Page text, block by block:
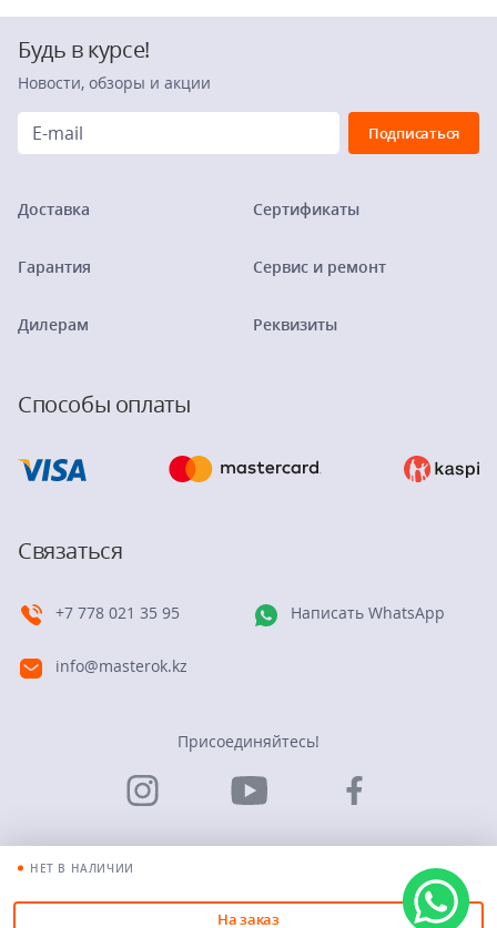
НЕТ В НАЛИЧИИ
На заказ
Будь в курсе!
Новости, обзоры и акции
Доставка
Гарантия
Дилерам
Сертификаты
Сервис и ремонт
Реквизиты
Способы оплаты
Связаться
+7 778 021 35 95 Написать WhatsApp
info@masterok.kz
Присоединяйтесь!
© Группа компаний “Мастерок”. 2026